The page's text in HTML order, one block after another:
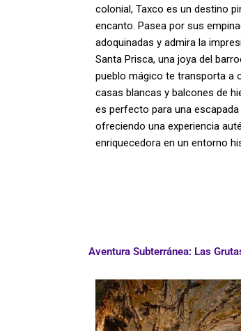
colonial, Taxco es un destino
encanto. Pasea por sus
adoquinadas y admira la
Santa Prisca, una joya del
pueblo mágico te transporta a
casas blancas y balcones de
es perfecto para una
ofreciendo una experiencia
enriquecedora en un entorno
Aventura Subterránea: Las